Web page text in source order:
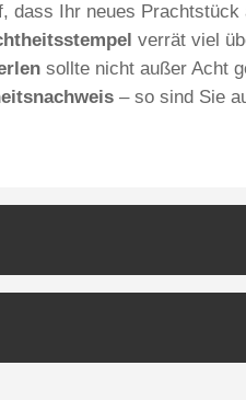
dass Ihr neues Prachtstück
verrät viel
sollte nicht außer Acht
– so sind Sie